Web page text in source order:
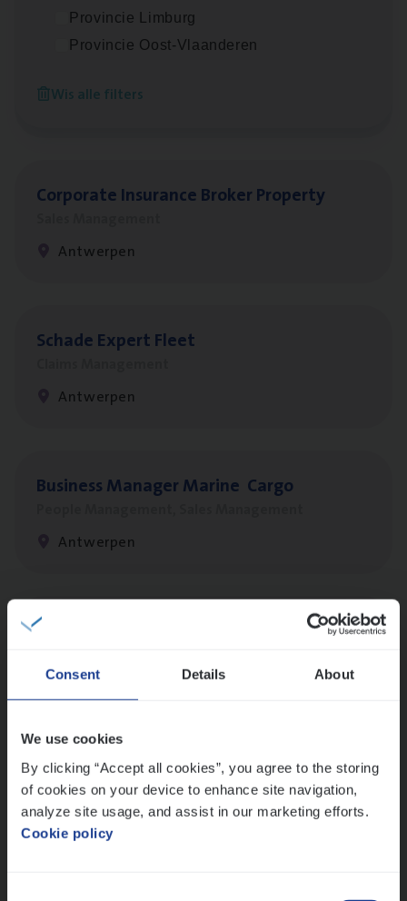
Consent Details About
We use cookies
By clicking “Accept all cookies”, you agree to the storing
of cookies on your device to enhance site navigation,
analyze site usage, and assist in our marketing efforts.
Cookie policy
Provincie Limburg
Provincie Oost-Vlaanderen
Wis alle filters
Insu­ran­ce Bro­kerKMO
Antwerpen
Cor­po­ra­te Insu­ran­ce Bro­ker Property
Antwerpen
Scha­de Expert Fleet
Antwerpen
Busi­ness Mana­ger Mari­ne Cargo
Antwerpen
(Agi­le)
Antwerpen
Insu­ran­ce Bro­ker Trans­port&Logistiek
Sales Management
Antwerpen